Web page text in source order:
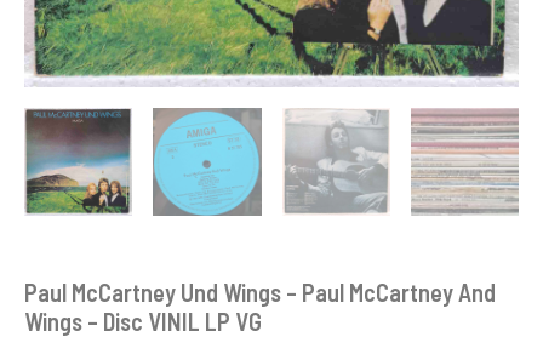
Paul McCartney Und Wings – Paul McCartney And
Wings – Disc VINIL LP VG